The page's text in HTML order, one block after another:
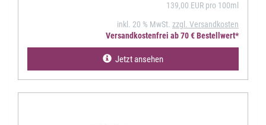
139,00 EUR pro 100ml
inkl. 20 % MwSt. zzgl. Versandkosten
Versandkostenfrei ab 70 € Bestellwert*
Jetzt ansehen